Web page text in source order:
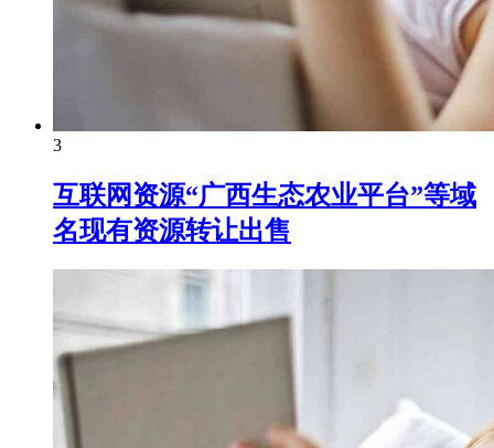
3
互联网资源“广西生态农业平台”等域
名现有资源转让出售